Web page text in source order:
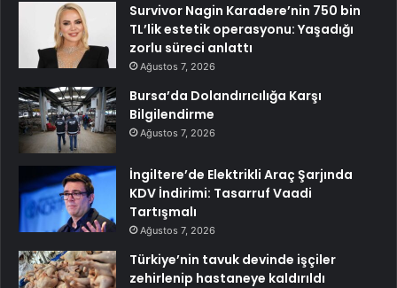
Survivor Nagin Karadere’nin 750 bin
TL’lik estetik operasyonu: Yaşadığı
zorlu süreci anlattı
Ağustos 7, 2026
Bursa’da Dolandırıcılığa Karşı
Bilgilendirme
Ağustos 7, 2026
İngiltere’de Elektrikli Araç Şarjında
KDV İndirimi: Tasarruf Vaadi
Tartışmalı
Ağustos 7, 2026
Türkiye’nin tavuk devinde işçiler
zehirlenip hastaneye kaldırıldı